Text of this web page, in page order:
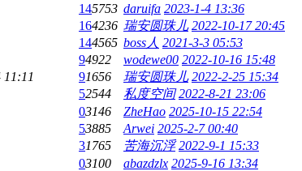
145753 daruifa 2023-1-4 13:36
164236 瑞安圆珠儿 2022-10-17 20:45
144565 boss人 2021-3-3 05:53
94922 wodewe00 2022-10-16 15:48
11:11 91656 瑞安圆珠儿 2022-2-25 15:34
52544 私度空间 2022-8-21 23:06
03146 ZheHao 2025-10-15 22:54
53885 Arwei 2025-2-7 00:40
31765 苦海沉浮 2022-9-1 15:33
03100 abazdzlx 2025-9-16 13:34